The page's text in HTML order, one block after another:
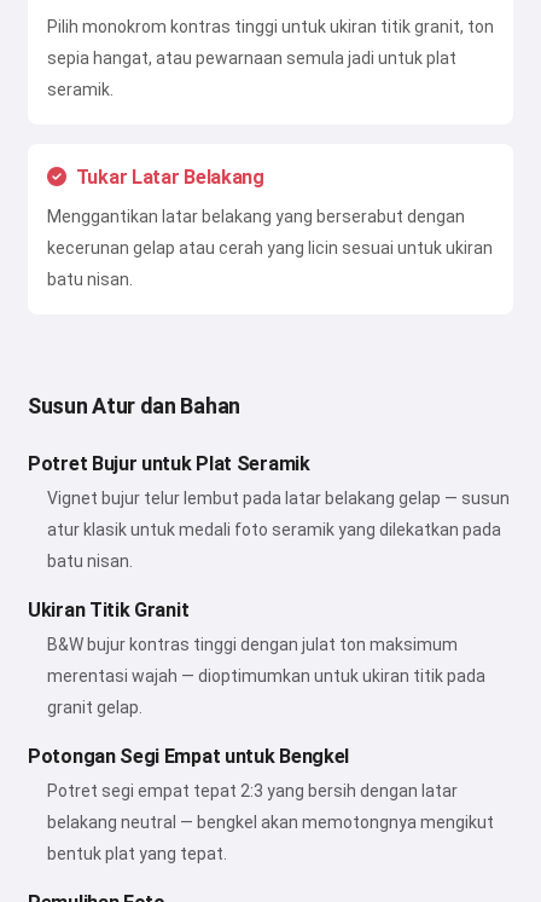
Pilih monokrom kontras tinggi untuk ukiran titik granit, ton
sepia hangat, atau pewarnaan semula jadi untuk plat
seramik.
Tukar Latar Belakang
Menggantikan latar belakang yang berserabut dengan
kecerunan gelap atau cerah yang licin sesuai untuk ukiran
batu nisan.
Susun Atur dan Bahan
Potret Bujur untuk Plat Seramik
Vignet bujur telur lembut pada latar belakang gelap — susun
atur klasik untuk medali foto seramik yang dilekatkan pada
batu nisan.
Ukiran Titik Granit
B&W bujur kontras tinggi dengan julat ton maksimum
merentasi wajah — dioptimumkan untuk ukiran titik pada
granit gelap.
Potongan Segi Empat untuk Bengkel
Potret segi empat tepat 2:3 yang bersih dengan latar
belakang neutral — bengkel akan memotongnya mengikut
bentuk plat yang tepat.